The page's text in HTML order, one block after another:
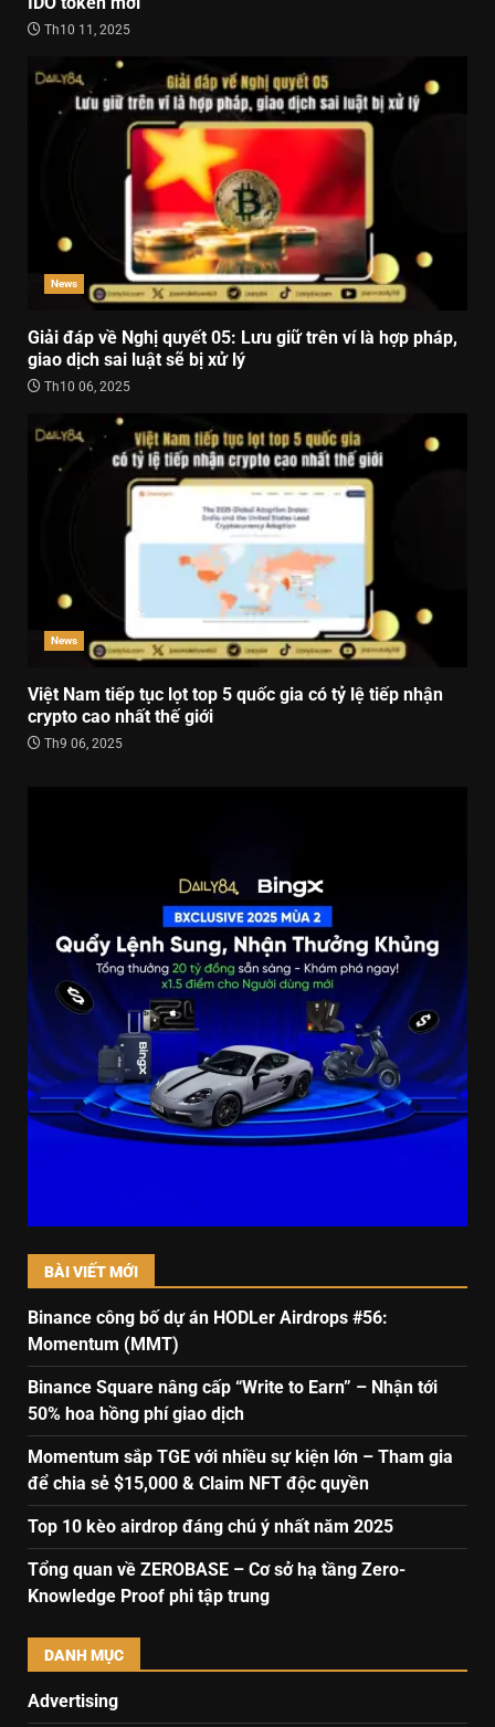
Th10 11, 2025
News
Giải đáp về Nghị quyết 05: Lưu giữ trên ví là hợp pháp,
giao dịch sai luật sẽ bị xử lý
Th10 06, 2025
News
Việt Nam tiếp tục lọt top 5 quốc gia có tỷ lệ tiếp nhận
crypto cao nhất thế giới
Th9 06, 2025
BÀI VIẾT MỚI
Binance công bố dự án HODLer Airdrops #56:
Momentum (MMT)
Binance Square nâng cấp “Write to Earn” – Nhận tới
50% hoa hồng phí giao dịch
Momentum sắp TGE với nhiều sự kiện lớn – Tham gia
để chia sẻ $15,000 & Claim NFT độc quyền
Top 10 kèo airdrop đáng chú ý nhất năm 2025
Tổng quan về ZEROBASE – Cơ sở hạ tầng Zero-
Knowledge Proof phi tập trung
DANH MỤC
Advertising